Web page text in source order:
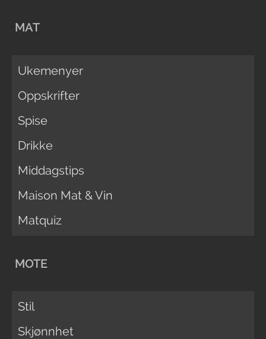
MAT
Ukemenyer
Oppskrifter
Spise
Drikke
Middagstips
Maison Mat & Vin
Matquiz
MOTE
Stil
Skjønnhet